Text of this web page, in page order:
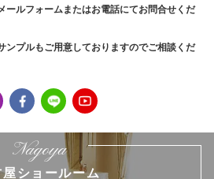
ルフォームまたはお電話にてお問合せくだ
ンプルもご用意しておりますのでご相談くだ
Nagoya
屋ショールーム